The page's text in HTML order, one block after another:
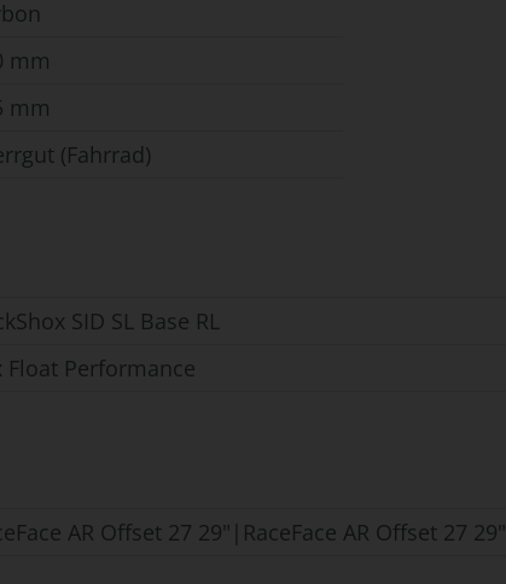
mm
mm
(Fahrrad)
SID SL Base RL
Float Performance
AR Offset 27 29"|RaceFace AR Offset 27 29"